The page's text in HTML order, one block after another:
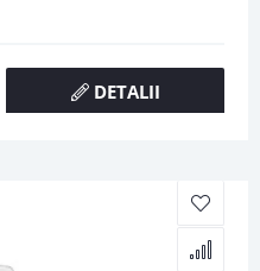
DETALII